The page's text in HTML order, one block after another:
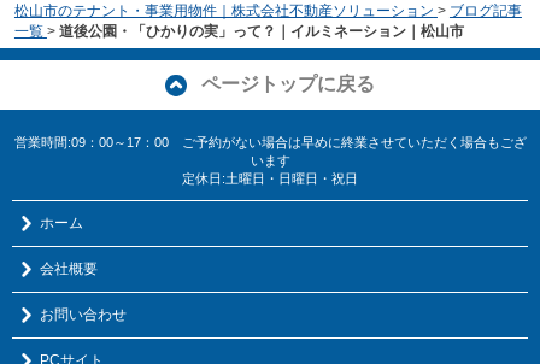
松山市のテナント・事業用物件｜株式会社不動産ソリューション > ブログ記事
一覧 > 道後公園・「ひかりの実」って？｜イルミネーション｜松山市
ページトップに戻る
営業時間:09：00～17：00 ご予約がない場合は早めに終業させていただく場合もござ
います
定休日:土曜日・日曜日・祝日
ホーム
会社概要
お問い合わせ